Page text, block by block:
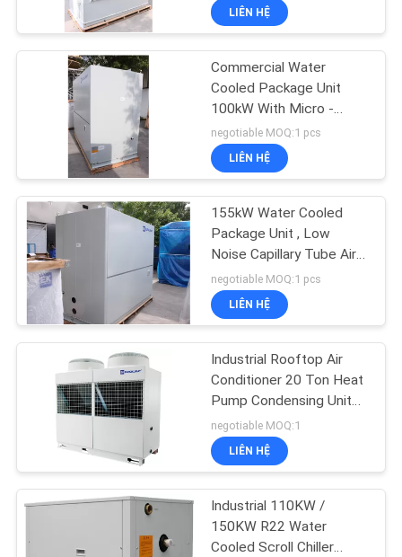
CHẤT
LƯỢNG
HỆ
CHÚNG
TÔI
YÊU
CẦU
BÁO
COMPANY
NEWS
LIÊN HỆ
Commercial Water
Cooled Package Unit
100kW With Micro -
Computer Control
negotiable MOQ:1 pcs
LIÊN HỆ
155kW Water Cooled
Package Unit , Low
Noise Capillary Tube Air
Conditioning
negotiable MOQ:1 pcs
LIÊN HỆ
Industrial Rooftop Air
Conditioner 20 Ton Heat
Pump Condensing Unit
3Ph / 50Hz
negotiable MOQ:1
LIÊN HỆ
Industrial 110KW /
150KW R22 Water
Cooled Scroll Chiller